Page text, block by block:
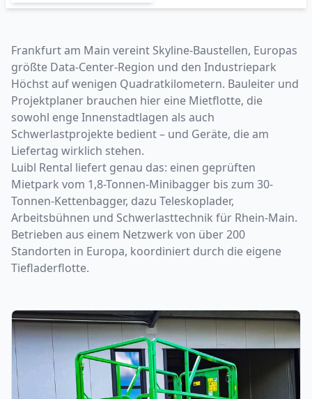
Frankfurt am Main vereint Skyline-Baustellen, Europas
größte Data-Center-Region und den Industriepark
Höchst auf wenigen Quadratkilometern. Bauleiter und
Projektplaner brauchen hier eine Mietflotte, die
sowohl enge Innenstadtlagen als auch
Schwerlastprojekte bedient – und Geräte, die am
Liefertag wirklich stehen.
Luibl Rental liefert genau das: einen geprüften
Mietpark vom 1,8-Tonnen-Minibagger bis zum 30-
Tonnen-Kettenbagger, dazu Teleskoplader,
Arbeitsbühnen und Schwerlasttechnik für Rhein-Main.
Betrieben aus einem Netzwerk von über 200
Standorten in Europa, koordiniert durch die eigene
Tiefladerflotte.